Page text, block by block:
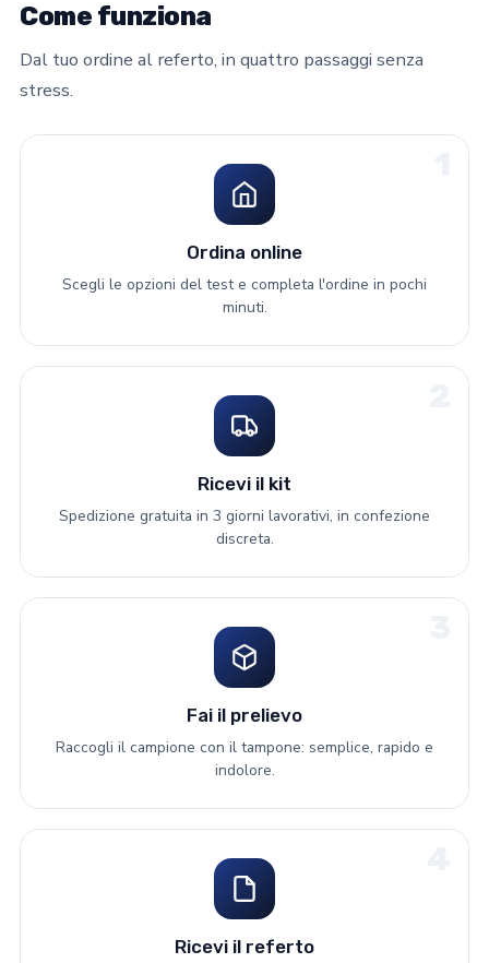
Come funziona
Dal tuo ordine al referto, in quattro passaggi senza
stress.
Ordina online
Scegli le opzioni del test e completa l'ordine in pochi
minuti.
Ricevi il kit
Spedizione gratuita in 3 giorni lavorativi, in confezione
discreta.
Fai il prelievo
Raccogli il campione con il tampone: semplice, rapido e
indolore.
Ricevi il referto